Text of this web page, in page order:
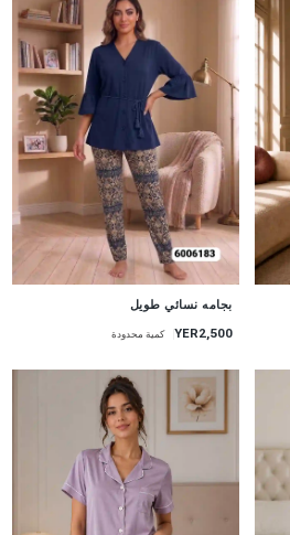
بجامه نسائي طويل
YER2,500 كمية محدودة